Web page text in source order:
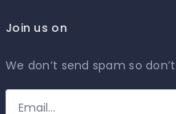
Join us on
We don’t send spam so